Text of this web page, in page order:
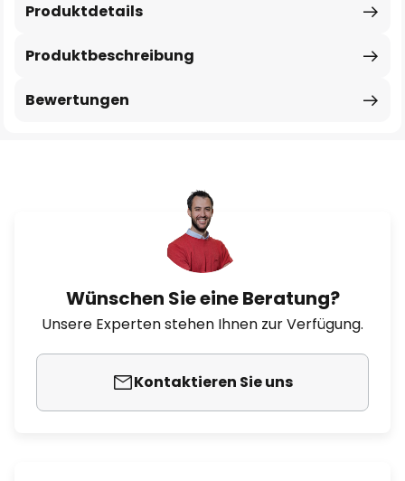
Produktbeschreibung
Produktdetails
Bewertungen
Wünschen Sie eine Beratung?
Unsere Experten stehen Ihnen zur Verfügung.
Kontaktieren Sie uns